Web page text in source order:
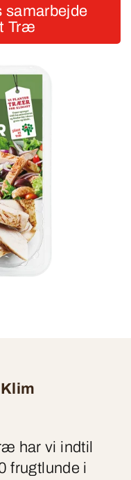
Træ
har vi indtil
frugtlunde i